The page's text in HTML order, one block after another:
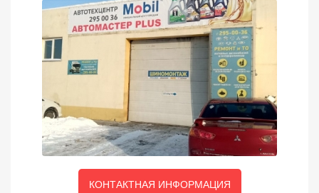
КОНТАКТНАЯ ИНФОРМАЦИЯ